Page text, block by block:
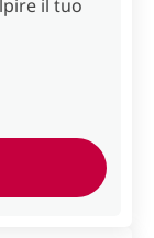
il tuo